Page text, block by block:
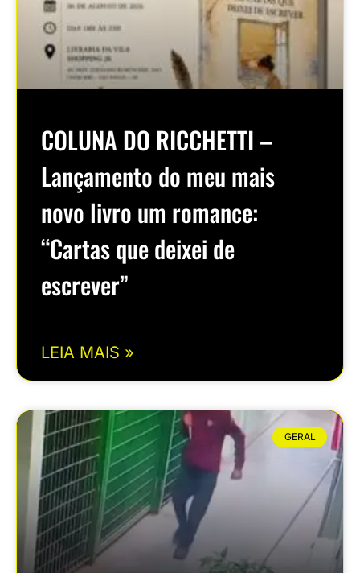
COLUNA DO RICCHETTI –
Lançamento do meu mais
novo livro um romance:
“Cartas que deixei de
escrever”
LEIA MAIS »
GERAL